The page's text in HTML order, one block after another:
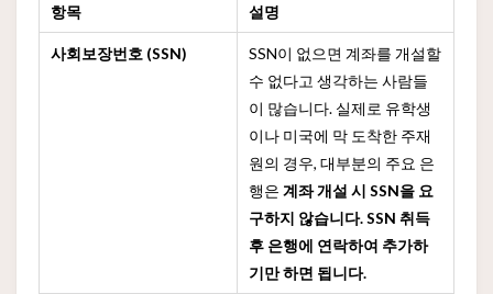
항목 설명
사회보장번호 (SSN)
SSN이 없으면 계좌를 개설할
수 없다고 생각하는 사람들
이 많습니다. 실제로 유학생
이나 미국에 막 도착한 주재
원의 경우, 대부분의 주요 은
행은계좌 개설 시 SSN을 요
구하지 않습니다. SSN 취득
후 은행에 연락하여 추가하
기만 하면 됩니다.